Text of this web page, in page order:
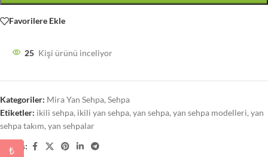
Favorilere Ekle
25 Kişi ürünü inceliyor
Kategoriler: Mira Yan Sehpa, Sehpa
Etiketler: ikili sehpa, ikili yan sehpa, yan sehpa, yan sehpa modelleri, yan
sehpa takım, yan sehpalar
Paylaş:
₺